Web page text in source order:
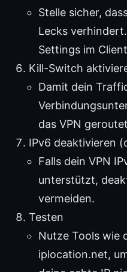
Stelle sicher,
Lecks
Settings im
Kill-Switch
Damit dein
das VPN
IPv6 deaktivieren
Falls dein VPN
unterstützt,
vermeiden.
Testen
Nutze Tools wie
iplocation.net,